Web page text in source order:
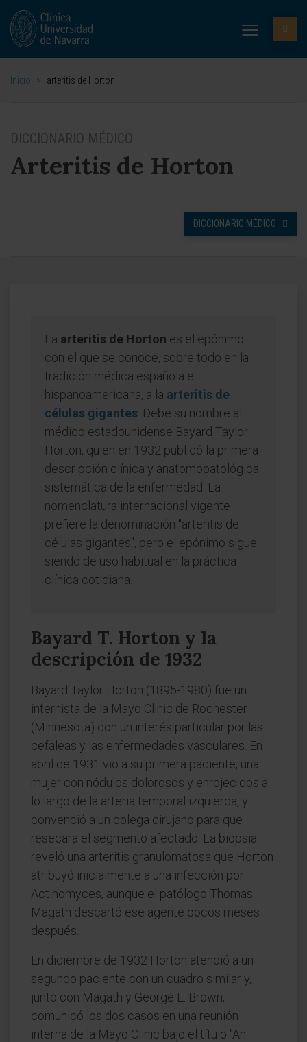
Inicio > arteritis de Horton
DICCIONARIO MÉDICO
Arteritis de Horton
DICCIONARIO MÉDICO
La arteritis de Horton es el epónimo
con el que se conoce, sobre todo en la
tradición médica española e
hispanoamericana, a la arteritis de
células gigantes . Debe su nombre al
médico estadounidense Bayard Taylor
Horton, quien en 1932 publicó la primera
descripción clínica y anatomopatológica
sistemática de la enfermedad. La
nomenclatura internacional vigente
prefiere la denominación "arteritis de
células gigantes", pero el epónimo sigue
siendo de uso habitual en la práctica
clínica cotidiana.
Bayard T. Horton y la
descripción de 1932
Bayard Taylor Horton (1895-1980) fue un
internista de la Mayo Clinic de Rochester
(Minnesota) con un interés particular por las
cefaleas y las enfermedades vasculares. En
abril de 1931 vio a su primera paciente, una
mujer con nódulos dolorosos y enrojecidos a
lo largo de la arteria temporal izquierda, y
convenció a un colega cirujano para que
resecara el segmento afectado. La biopsia
reveló una arteritis granulomatosa que Horton
atribuyó inicialmente a una infección por
Actinomyces, aunque el patólogo Thomas
Magath descartó ese agente pocos meses
después.
En diciembre de 1932 Horton atendió a un
segundo paciente con un cuadro similar y,
junto con Magath y George E. Brown,
comunicó los dos casos en una reunión
interna de la Mayo Clinic bajo el título "An